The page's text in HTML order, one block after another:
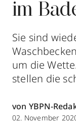
im
Sie sind
um die
stellen die
von YBPN-
02. November